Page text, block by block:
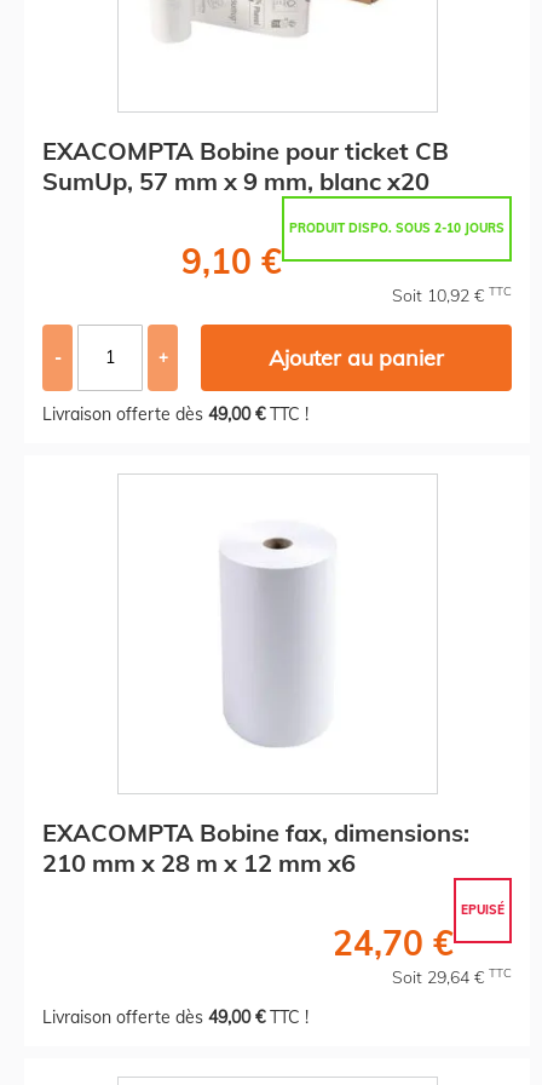
EXACOMPTA Bobine pour ticket CB
SumUp, 57 mm x 9 mm, blanc x20
PRODUIT DISPO. SOUS 2-10 JOURS
9,10 €
Soit 10,92 € TTC
- + Ajouter au panier
Livraison offerte dès 49,00 €TTC !
EXACOMPTA Bobine fax, dimensions:
210 mm x 28 m x 12 mm x6
EPUISÉ
24,70 €
Soit 29,64 € TTC
Livraison offerte dès 49,00 €TTC !